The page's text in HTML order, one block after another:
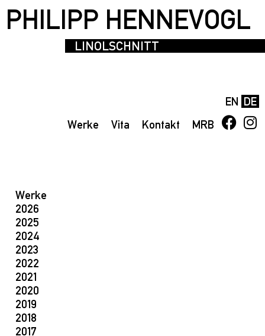
PHILIPP HENNEVOGL
LINOLSCHNITT
EN DE
Werke
Vita Kontakt MRB
Werke
2026
2025
2024
2023
2022
2021
2020
2019
2018
2017